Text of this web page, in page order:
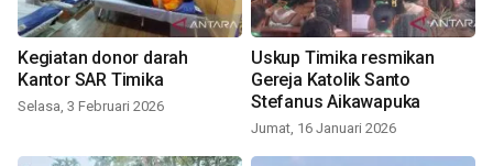
Kegiatan donor darah
Kantor SAR Timika
Selasa, 3 Februari 2026
Uskup Timika resmikan
Gereja Katolik Santo
Stefanus Aikawapuka
Jumat, 16 Januari 2026